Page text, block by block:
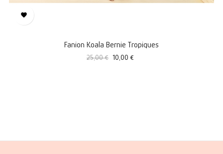

Fanion Koala Bernie Tropiques
Prix
25,00 € Prix
10,00 €